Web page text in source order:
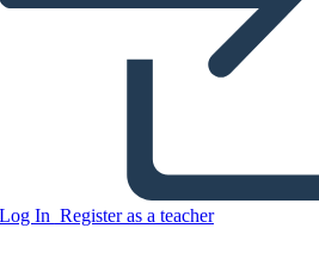
Log In Register as a teacher
Storyboard